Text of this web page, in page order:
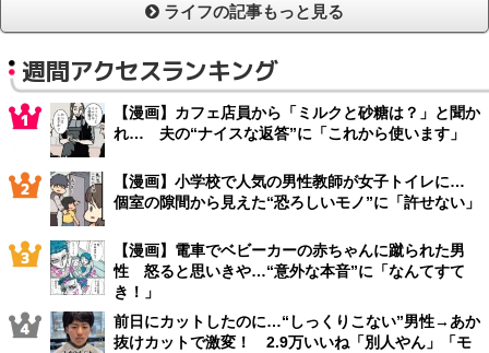
ライフの記事もっと見る
週間アクセスランキング
【漫画】カフェ店員から「ミルクと砂糖は？」と聞か
れ… 夫の“ナイスな返答”に「これから使います」
【漫画】小学校で人気の男性教師が女子トイレに…
個室の隙間から見えた“恐ろしいモノ”に「許せない」
【漫画】電車でベビーカーの赤ちゃんに蹴られた男
性 怒ると思いきや…“意外な本音”に「なんてすて
き！」
前日にカットしたのに…“しっくりこない”男性→あか
抜けカットで激変！ 2.9万いいね「別人やん」「モ